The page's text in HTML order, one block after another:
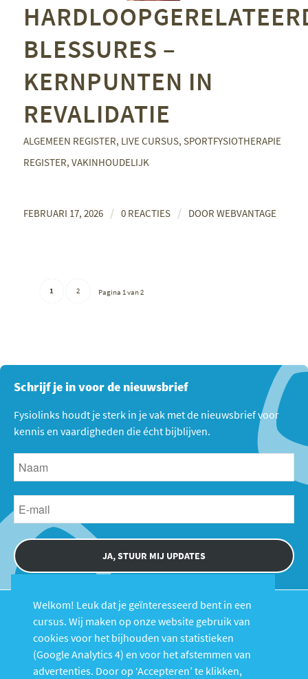
BLESSURES –
KERNPUNTEN IN
REVALIDATIE
ALGEMEEN REGISTER, LIVE CURSUS, SPORTFYSIOTHERAPIE
REGISTER, VAKINHOUDELIJK
FEBRUARI 17, 2026 / 0 REACTIES / DOOR WEBVANTAGE
Pagina 1 van 2
1 2
Schrijf je in voor de nieuwsbrief
Fysiolinks houdt je sterk in je vak met de nieuwsbrief voor
kennis en vaardigheden die écht bijblijven.
JA, STUUR MIJ UPDATES
Welkom! Leuk dat je geïnteresseerd bent in een
cursus. Wij maken op onze website gebruik van
cookies voor het bijhouden van statistieken
(Google Analytics 4) en voor het afstemmen van
advertenties. Door op ‘Accepteren’ te klikken,